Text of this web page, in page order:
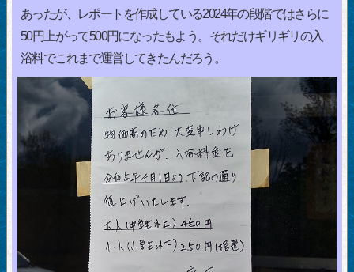
あったが、レポートを作成している2024年の段階ではさらに
50円上がって500円になったもよう。それだけギリギリの入
浴料でこれまで運営してきたんだろう。